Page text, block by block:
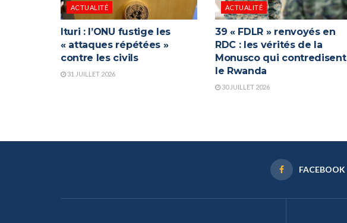
ACTUALITÉ
Ituri : l’ONU fustige les
« attaques répétées »
contre les civils
31 JUILLET 2026
ACTUALITÉ
39 « FDLR » renvoyés en
RDC : les vérités de la
Monusco qui contredisent
le Rwanda
30 JUILLET 2026
FACEBOOK